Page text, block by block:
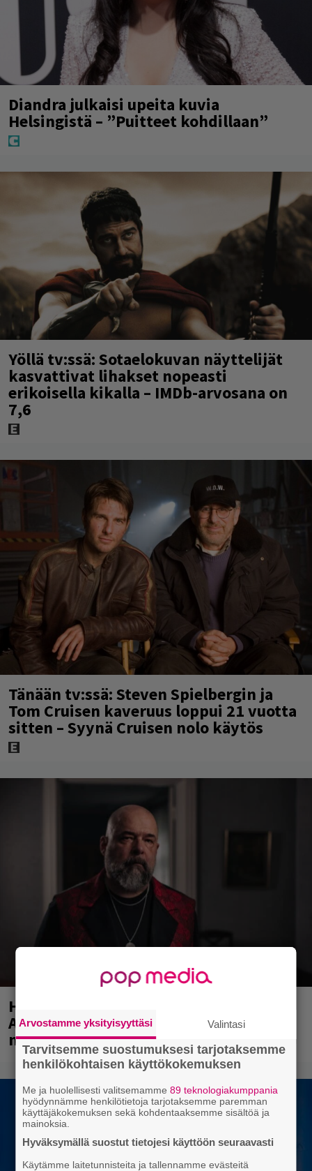
Diandra julkaisi upeita kuvia
Helsingistä – ”Puitteet kohdillaan”
Yöllä tv:ssä: Sotaelokuvan näyttelijät
kasvattivat lihakset nopeasti
erikoisella kikalla – IMDb-arvosana on
7,6
Tänään tv:ssä: Steven Spielbergin ja
Tom Cruisen kaveruus loppui 21 vuotta
sitten – Syynä Cruisen nolo käytös
Huomenna se ilmestyy – CMX:stä tutun
A.W. Yrjänän uutuusalbumi om
mammuttimainen kokonaisuus
Arvostamme yksityisyyttäsi Valintasi
Tarvitsemme suostumuksesi tarjotaksemme
henkilökohtaisen käyttökokemuksen
Me ja huolellisesti valitsemamme89 teknologiakumppania
hyödynnämme henkilötietoja tarjotaksemme paremman
käyttäjäkokemuksen sekä kohdentaaksemme sisältöä ja
mainoksia.
Hyväksymällä suostut tietojesi käyttöön seuraavasti
Käytämme laitetunnisteita ja tallennamme evästeitä